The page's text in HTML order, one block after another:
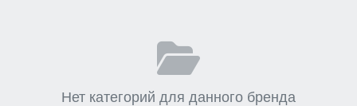
Нет категорий для данного бренда